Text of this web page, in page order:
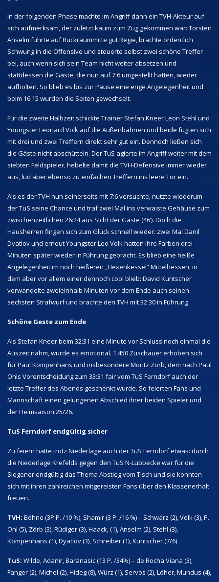
In der folgenden Phase machte im Angriff dann ein TVH-Akteur auf
sich aufmerksam, der zuletzt kaum zum Zug gekommen war: Torsten
Anselm führte auf Rückraummitte gut Regie, brachte ordentlich
Schwung in die Offensive und steuerte selbst zwei schöne Treffer
bei, auch wenn sich sein Team nicht weiter absetzen und
stattdessen die Gäste, die nun auf 7:6 umgestellt hatten, wieder
aufholten. So blieb es bis zur Pause eine enge Angelegenheit und
beim 16:15 wurden die Seiten gewechselt.
Für die zweite Halbzeit schickte Trainer Stefan Kneer Leon Stehl und
Youngster Leonard Volk auf die Außenbahnen und beide fügten sich
mit drei und zwei Treffern direkt sehr gut ein. Dennoch ließen sich
die Gäste nicht abschütteln. Der TuS agierte im Angriff weiter mit dem
siebten Feldspieler, hebelte damit die TVH-Defensive immer wieder
aus, lud aber ebenso zu einfachen Treffern ins leere Tor ein.
Als es der TVH nun seinerseits mit 7:6 versuchte, nutzte wiederum
der TuS seine Chance und traf zwei Mal ins verwaiste Gehäuse zum
zwischenzeitlichen 26:24 aus Sicht der Gäste (46‘). Doch die
Hausherren fingen sich zum Glück schnell wieder: zwei Mal Danil
Dyatlov und erneut Youngster Leo Volk hatten ihre Farben drei
Minuten später wieder in Führung gebracht. Es blieb eine heiße
Angelegenheit im noch heißeren „Hexenkessel“ Mittelhessen, in
dem aber vor allem einer dennoch cool blieb: David Kuntscher
verwandelte zweieinhalb Minuten vor dem Ende auch seinen
sechsten Strafwurf und brachte den TVH mit 32:30 in Führung.
Schöne Geste zum Ende
Als Stefan Kneer beim 32:31 eine Minute vor Schluss noch einmal die
Auszeit nahm, wurde es emotional. 1.450 Zuschauer erhoben sich
für Paul Kompenhans und insbesondere Moritz Zörb, dem nach Paul
Ohls Vorentscheidung zum 33:31 fair vom TuS Ferndorf auch der
letzte Treffer des Abends geschenkt wurde. So feierten Fans und
Mannschaft einen gelungenen Abschied ihrer beiden Spieler und
der Heimsaison 25/26.
TuS Ferndorf endgültig sicher
Zu feiern hatte trotz Niederlage auch der TuS Ferndorf etwas: durch
die Niederlage Krefelds gegen den TuS N-Lübbecke war für die
Siegener endgültig das Thema Abstieg vom Tisch und sie konnten
sich mit ihren zahlreichen mitgereisten Fans über den Klassenerhalt
freuen.
TVH: Böhne (3P P. /19 %), Shamir (3 P. /16 %) – Schwarz (2), Volk (3), P.
Ohl (5), Zörb (3), Rüdiger (3), Haack, (1), Anselm (2), Stehl (3),
Kompenhans (1), Dyatlov (3), Schreiber (1), Kuntscher (7/6)
TuS: Wilde, Adanir, Baranasic (13 P. /34%) – de Rocha Viana (3),
Fanger (2), Michel (2), Hideg (8), Würz (1), Servos (2), Löher, Mundus (4),